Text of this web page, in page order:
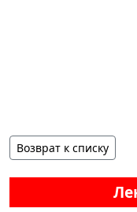
Возврат к списку